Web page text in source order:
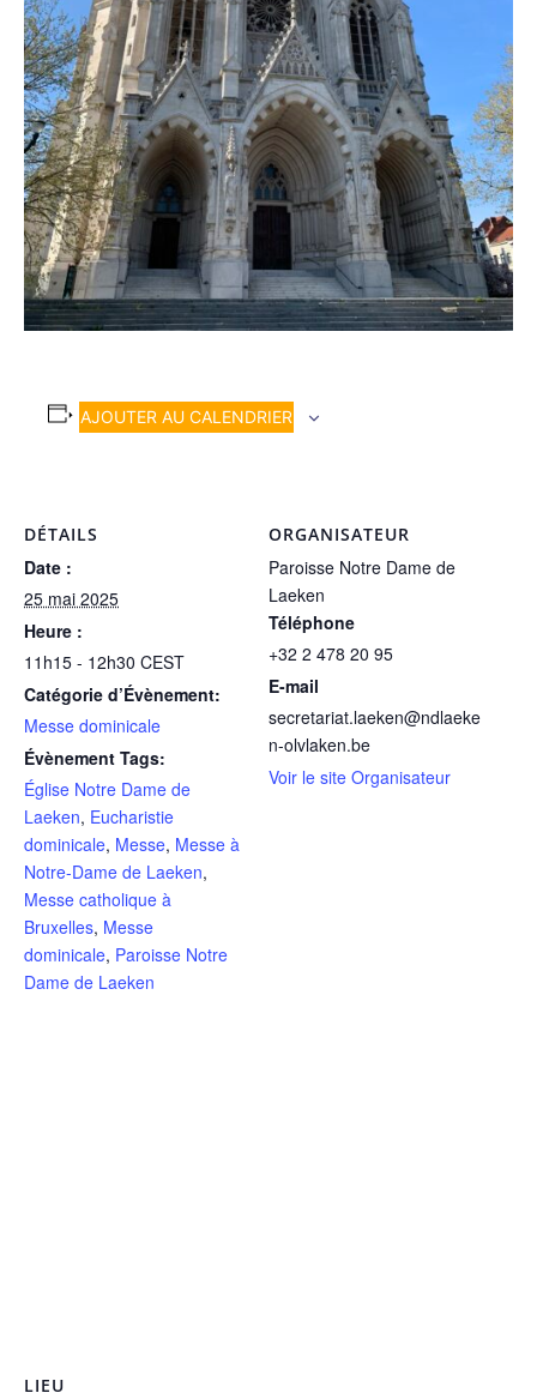
AJOUTER AU CALENDRIER
DÉTAILS
Date :
25 mai 2025
Heure :
11h15 - 12h30 CEST
Catégorie d’Évènement:
Messe dominicale
Évènement Tags:
Église Notre Dame de
Laeken, Eucharistie
dominicale, Messe, Messe à
Notre-Dame de Laeken,
Messe catholique à
Bruxelles, Messe
dominicale, Paroisse Notre
Dame de Laeken
ORGANISATEUR
Paroisse Notre Dame de
Laeken
Téléphone
+32 2 478 20 95
E-mail
secretariat.laeken@ndlaeke
n-olvlaken.be
Voir le site Organisateur
LIEU